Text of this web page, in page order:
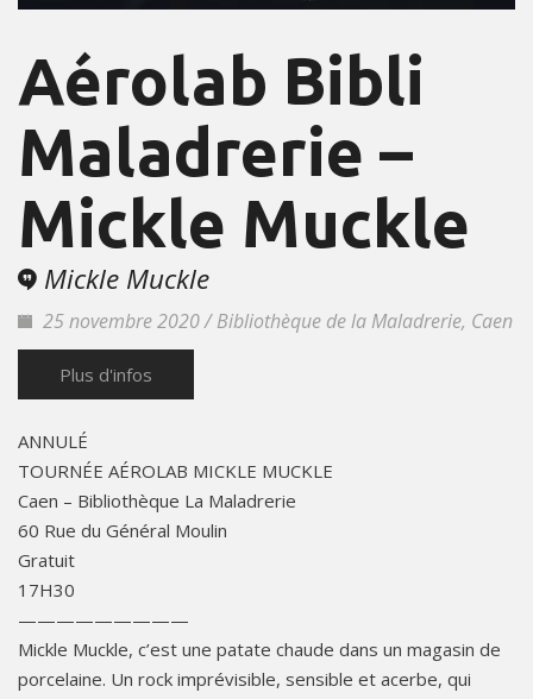
Aérolab Bibli
Maladrerie –
Mickle Muckle
Mickle Muckle
25 novembre 2020 / Bibliothèque de la Maladrerie, Caen
Plus d'infos
ANNULÉ
TOURNÉE AÉROLAB MICKLE MUCKLE
Caen – Bibliothèque La Maladrerie
60 Rue du Général Moulin
Gratuit
17H30
—————————
Mickle Muckle, c’est une patate chaude dans un magasin de
porcelaine. Un rock imprévisible, sensible et acerbe, qui